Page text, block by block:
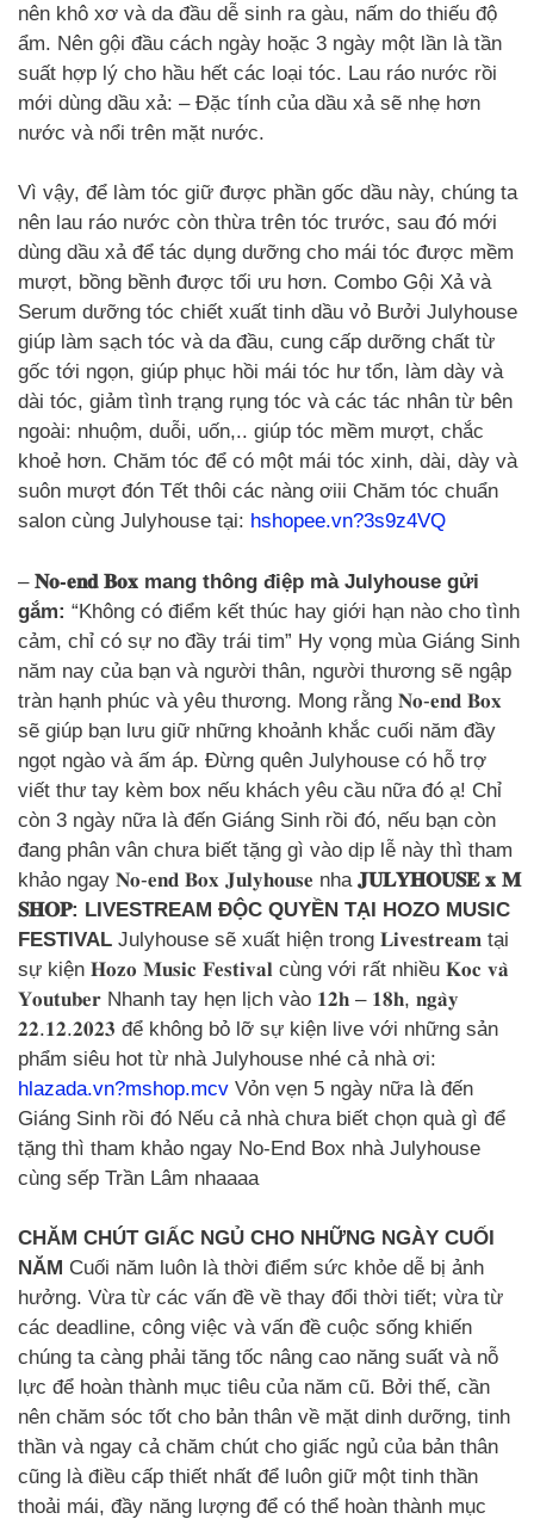
nên khô xơ và da đầu dễ sinh ra gàu, nấm do thiếu độ
ẩm. Nên gội đầu cách ngày hoặc 3 ngày một lần là tần
suất hợp lý cho hầu hết các loại tóc. Lau ráo nước rồi
mới dùng dầu xả: – Đặc tính của dầu xả sẽ nhẹ hơn
nước và nổi trên mặt nước.
Vì vậy, để làm tóc giữ được phần gốc dầu này, chúng ta
nên lau ráo nước còn thừa trên tóc trước, sau đó mới
dùng dầu xả để tác dụng dưỡng cho mái tóc được mềm
mượt, bồng bềnh được tối ưu hơn. Combo Gội Xả và
Serum dưỡng tóc chiết xuất tinh dầu vỏ Bưởi Julyhouse
giúp làm sạch tóc và da đầu, cung cấp dưỡng chất từ
gốc tới ngọn, giúp phục hồi mái tóc hư tổn, làm dày và
dài tóc, giảm tình trạng rụng tóc và các tác nhân từ bên
ngoài: nhuộm, duỗi, uốn,.. giúp tóc mềm mượt, chắc
khoẻ hơn. Chăm tóc để có một mái tóc xinh, dài, dày và
suôn mượt đón Tết thôi các nàng ơiii Chăm tóc chuẩn
salon cùng Julyhouse tại: hshopee.vn?3s9z4VQ
– 𝐍𝐨-𝐞𝐧𝐝 𝐁𝐨𝐱 mang thông điệp mà Julyhouse gửi
gắm: “Không có điểm kết thúc hay giới hạn nào cho tình
cảm, chỉ có sự no đầy trái tim” Hy vọng mùa Giáng Sinh
năm nay của bạn và người thân, người thương sẽ ngập
tràn hạnh phúc và yêu thương. Mong rằng 𝐍𝐨-𝐞𝐧𝐝 𝐁𝐨𝐱
sẽ giúp bạn lưu giữ những khoảnh khắc cuối năm đầy
ngọt ngào và ấm áp. Đừng quên Julyhouse có hỗ trợ
viết thư tay kèm box nếu khách yêu cầu nữa đó ạ! Chỉ
còn 3 ngày nữa là đến Giáng Sinh rồi đó, nếu bạn còn
đang phân vân chưa biết tặng gì vào dịp lễ này thì tham
khảo ngay 𝐍𝐨-𝐞𝐧𝐝 𝐁𝐨𝐱 𝐉𝐮𝐥𝐲𝐡𝐨𝐮𝐬𝐞 nha 𝐉𝐔𝐋𝐘𝐇𝐎𝐔𝐒𝐄 𝐱 𝐌
𝐒𝐇𝐎𝐏: LIVESTREAM ĐỘC QUYỀN TẠI HOZO MUSIC
FESTIVAL Julyhouse sẽ xuất hiện trong 𝐋𝐢𝐯𝐞𝐬𝐭𝐫𝐞𝐚𝐦 tại
sự kiện 𝐇𝐨𝐳𝐨 𝐌𝐮𝐬𝐢𝐜 𝐅𝐞𝐬𝐭𝐢𝐯𝐚𝐥 cùng với rất nhiều 𝐊𝐨𝐜 𝐯𝐚̀
𝐘𝐨𝐮𝐭𝐮𝐛𝐞𝐫 Nhanh tay hẹn lịch vào 𝟏𝟐𝐡 – 𝟏𝟖𝐡, 𝐧𝐠𝐚̀𝐲
𝟐𝟐.𝟏𝟐.𝟐𝟎𝟐𝟑 để không bỏ lỡ sự kiện live với những sản
phẩm siêu hot từ nhà Julyhouse nhé cả nhà ơi:
hlazada.vn?mshop.mcv Vỏn vẹn 5 ngày nữa là đến
Giáng Sinh rồi đó Nếu cả nhà chưa biết chọn quà gì để
tặng thì tham khảo ngay No-End Box nhà Julyhouse
cùng sếp Trần Lâm nhaaaa
CHĂM CHÚT GIẤC NGỦ CHO NHỮNG NGÀY CUỐI
NĂM Cuối năm luôn là thời điểm sức khỏe dễ bị ảnh
hưởng. Vừa từ các vấn đề về thay đổi thời tiết; vừa từ
các deadline, công việc và vấn đề cuộc sống khiến
chúng ta càng phải tăng tốc nâng cao năng suất và nỗ
lực để hoàn thành mục tiêu của năm cũ. Bởi thế, cần
nên chăm sóc tốt cho bản thân về mặt dinh dưỡng, tinh
thần và ngay cả chăm chút cho giấc ngủ của bản thân
cũng là điều cấp thiết nhất để luôn giữ một tinh thần
thoải mái, đầy năng lượng để có thể hoàn thành mục